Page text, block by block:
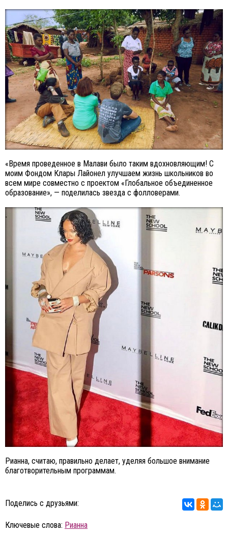
«Время проведенное в Малави было таким вдохновляющим! С
моим Фондом Клары Лайонел улучшаем жизнь школьников во
всем мире совместно с проектом «Глобальное объединенное
образование», — поделилась звезда с фолловерами.
Рианна, считаю, правильно делает, уделяя большое внимание
благотворительным программам.
Поделись с друзьями:
Ключевые слова: Рианна